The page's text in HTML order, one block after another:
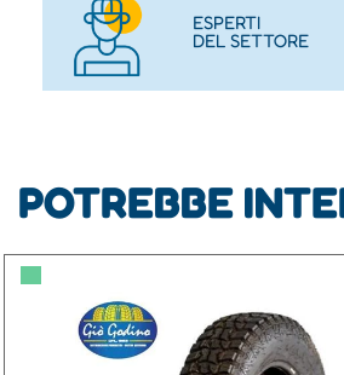
ESPERTI
DEL SETTORE
POTREBBE
▀